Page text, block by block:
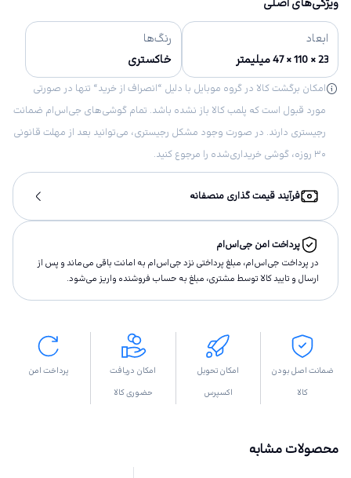
ویژگی‌های اصلی
ابعاد
23 × 110 × 47 میلیمتر
رنگ‌ها
خاکستری
امکان برگشت کالا در گروه موبایل با دلیل “انصراف از خرید“ تنها در صورتی
مورد قبول است که پلمب کالا باز نشده باشد. تمام گوشی‌های جی‌اس‌ام ضمانت
رجیستری دارند. در صورت وجود مشکل رجیستری، می‌توانید بعد از مهلت قانونی
۳۰ روزه، گوشی خریداری‌شده را مرجوع کنید.
فرآیند قیمت گذاری منصفانه
پرداخت امن جی‌اس‌ام
در پرداخت جی‌اس‌ام، مبلغ پرداختى نزد جی‌اس‌ام به امانت باقى مى‌ماند و پس از
ارسال و تاييد كالا توسط مشتری، مبلغ به حساب فروشنده واريز مى‌شود.
ضمانت اصل بودن
کالا
امکان تحویل
اکسپرس
امکان دریافت
حضوری کالا
پرداخت امن
محصولات مشابه